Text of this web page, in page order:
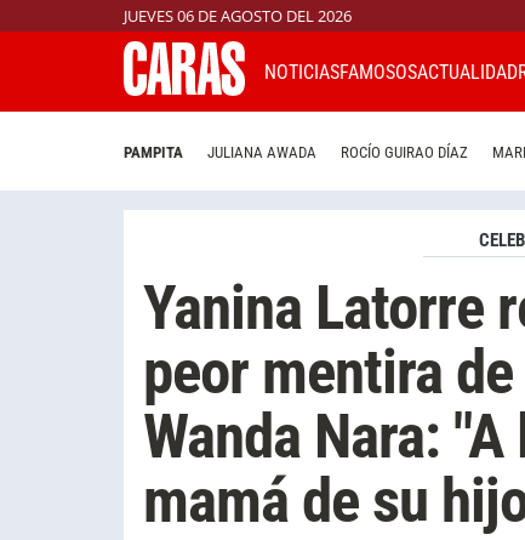
JUEVES 06 DE AGOSTO DEL 2026
NOTICIASFAMOSOSACTUALIDAD
PAMPITA JULIANA AWADA ROCÍO GUIRAO DÍAZ
Yanina Latorre
peor mentira
Wanda Nara:
mamá de su